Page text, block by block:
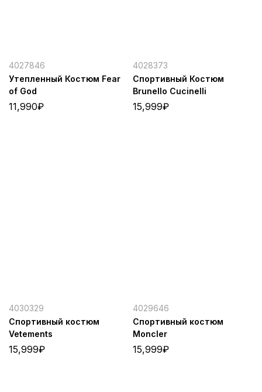
4027846
Утепленный Костюм Fear
of God
11,990₽
4028373
Спортивный Костюм
Brunello Cucinelli
15,999₽
4030329
Спортивный костюм
Vetements
15,999₽
4029646
Спортивный костюм
Moncler
15,999₽